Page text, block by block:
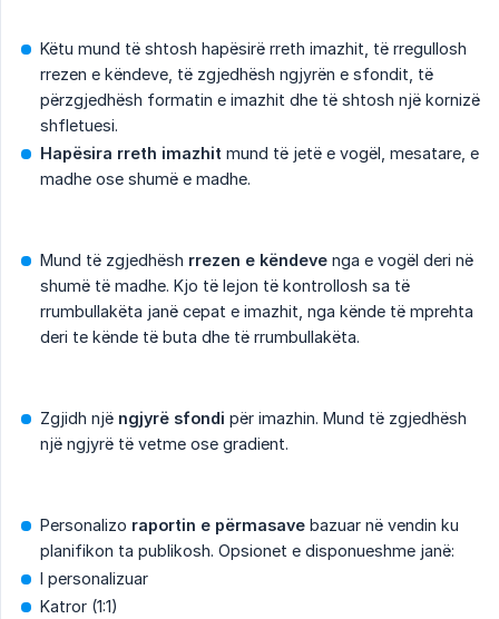
Këtu mund të shtosh hapësirë rreth imazhit, të rregullosh
rrezen e këndeve, të zgjedhësh ngjyrën e sfondit, të
përzgjedhësh formatin e imazhit dhe të shtosh një kornizë
shfletuesi.
Hapësira rreth imazhit mund të jetë e vogël, mesatare, e
madhe ose shumë e madhe.
Mund të zgjedhësh rrezen e këndeve nga e vogël deri në
shumë të madhe. Kjo të lejon të kontrollosh sa të
rrumbullakëta janë cepat e imazhit, nga kënde të mprehta
deri te kënde të buta dhe të rrumbullakëta.
Zgjidh një ngjyrë sfondi për imazhin. Mund të zgjedhësh
një ngjyrë të vetme ose gradient.
Personalizo raportin e përmasave bazuar në vendin ku
planifikon ta publikosh. Opsionet e disponueshme janë:
I personalizuar
Katror (1:1)